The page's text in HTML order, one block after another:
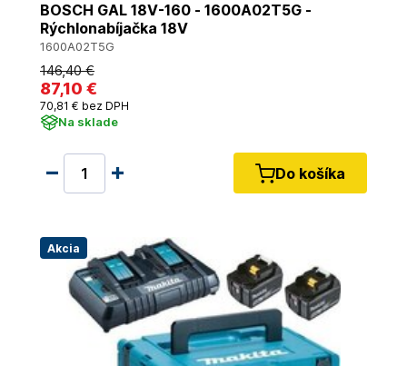
BOSCH GAL 18V-160 - 1600A02T5G -
Rýchlonabíjačka 18V
1600A02T5G
146,40 €
87,10 €
70,81 € bez DPH
Na sklade
Do košíka
Akcia